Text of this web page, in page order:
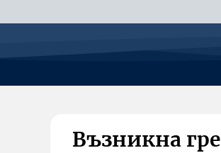
Възникна